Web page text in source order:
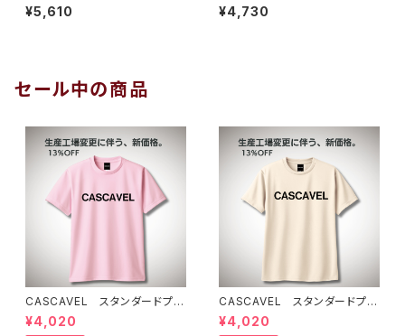
BOX TEE ホワイトカモ２
¥5,610
RT ダークグレー
¥4,730
セール中の商品
CASCAVEL スタンダードプラ
クティスシャツ ライトピンクブ
ラック
¥4,020
CASCAVEL スタンダードプラ
クティスシャツ ライトベージュ
¥4,020